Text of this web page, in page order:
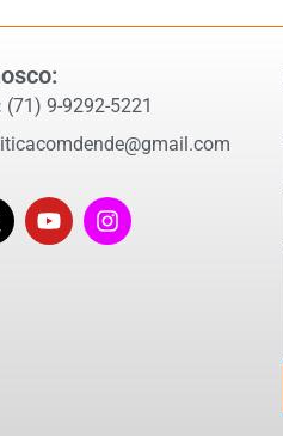
(71) 9-9292-5221